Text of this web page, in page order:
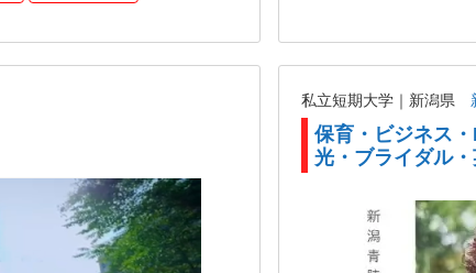
私立短期大学｜新潟県
保育・ビジネス
光・ブライダル